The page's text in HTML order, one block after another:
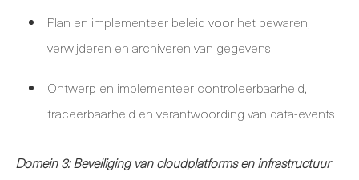
Plan en implementeer beleid voor het bewaren,
verwijderen en archiveren van gegevens
Ontwerp en implementeer controleerbaarheid,
traceerbaarheid en verantwoording van data-events
Domein 3: Beveiliging van cloudplatforms en infrastructuur